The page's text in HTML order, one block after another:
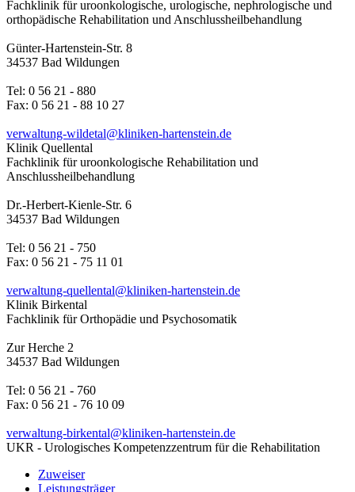
Fachklinik für uroonkologische, urologische, nephrologische und
orthopädische Rehabilitation und Anschlussheilbehandlung
Günter-Hartenstein-Str. 8
34537 Bad Wildungen
Tel: 0 56 21 - 880
Fax: 0 56 21 - 88 10 27
verwaltung-wildetal@kliniken-hartenstein.de
Klinik Quellental
Fachklinik für uroonkologische Rehabilitation und
Anschlussheilbehandlung
Dr.-Herbert-Kienle-Str. 6
34537 Bad Wildungen
Tel: 0 56 21 - 750
Fax: 0 56 21 - 75 11 01
verwaltung-quellental@kliniken-hartenstein.de
Klinik Birkental
Fachklinik für Orthopädie und Psychosomatik
Zur Herche 2
34537 Bad Wildungen
Tel: 0 56 21 - 760
Fax: 0 56 21 - 76 10 09
verwaltung-birkental@kliniken-hartenstein.de
UKR - Urologisches Kompetenzzentrum für die Rehabilitation
Zuweiser
Leistungsträger